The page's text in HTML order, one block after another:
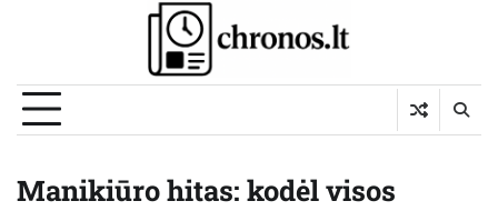
Manikiūro hitas: kodėl visos